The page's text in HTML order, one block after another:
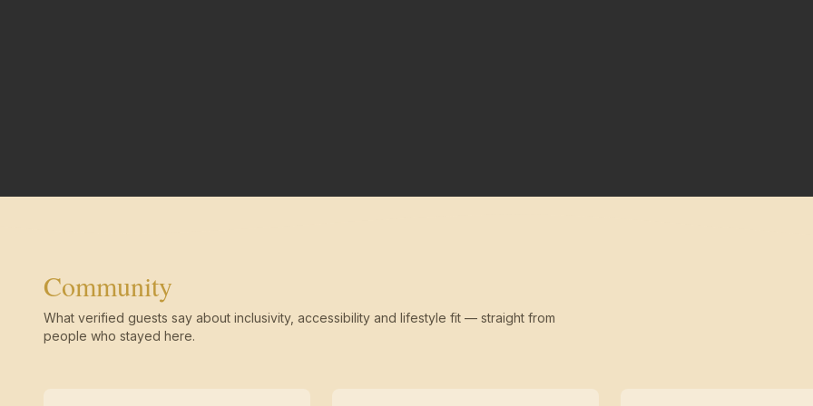
Community
What verified guests say about inclusivity, accessibility and lifestyle fit — straight from
people who stayed here.